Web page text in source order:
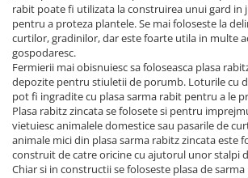
Generatoare curent electric
Freze electrice
Rindele electrice
Aparate de sudură tevi PVC
Pistoale cu aer cald
Mașini electrice de șlefuit / polișat
Mixer electric
Polizor de banc
rabit poate fi utilizata la construirea unui gard in
pentru a proteza plantele. Se mai foloseste la
curtilor, gradinilor, dar este foarte utila in multe
gospodaresc.
Fermierii mai obisnuiesc sa foloseasca plasa
depozite pentru stiuletii de porumb. Loturile cu
pot fi ingradite cu plasa sarma rabit pentru a le
Plasa rabitz zincata se folosete si pentru
vietuiesc animalele domestice sau pasarile de
animale mici din plasa sarma rabitz zincata este
construit de catre oricine cu ajutorul unor stalpi
Chiar si in constructii se foloseste plasa de